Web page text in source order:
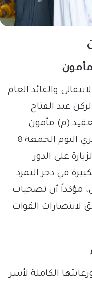
مأمون
والقائد العام
عبد الفتاح
(م) مأمون
الرشيد بمنطقة الدروشاب ببحري اليوم الجمعة 8
الزيارة على الدور
في دحر التمرد
مؤكداً أن تضحيات
لانتصارات القوات
الكاملة لأسر